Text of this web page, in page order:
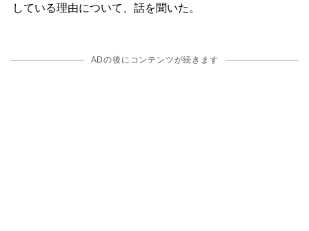
している理由について、話を聞いた。
ADの後にコンテンツが続きます